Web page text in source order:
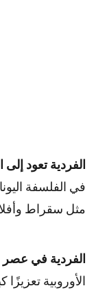
الفردية تعود
في الفلسفة
مثل سقراط
الفردية في عصر
الأوروبية تعزيزًا